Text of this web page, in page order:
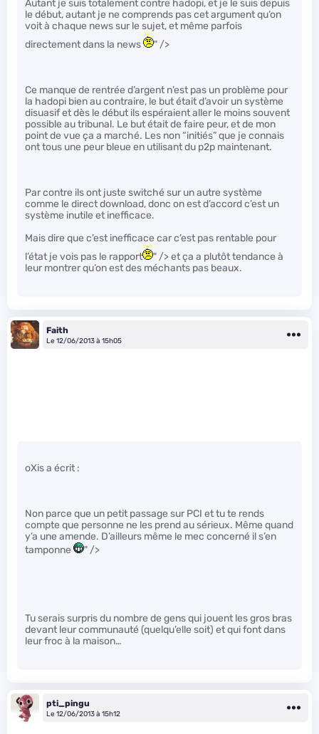
Autant je suis totalement contre hadopi, et je le suis depuis
le début, autant je ne comprends pas cet argument qu’on
voit à chaque news sur le sujet, et même parfois
directement dans la news
" />
Ce manque de rentrée d’argent n’est pas un problème pour
la hadopi bien au contraire, le but était d’avoir un système
disuasif et dès le début ils espéraient aller le moins souvent
possible au tribunal. Le but était de faire peur, et de mon
point de vue ça a marché. Les non “initiés” que je connais
ont tous une peur bleue en utilisant du p2p maintenant.
Par contre ils ont juste switché sur un autre système
comme le direct download, donc on est d’accord c’est un
système inutile et inefficace.
Mais dire que c’est inefficace car c’est pas rentable pour
l’état je vois pas le rapport
" /> et ça a plutôt tendance à
leur montrer qu’on est des méchants pas beaux.
Faith
Le 12/06/2013 à 15h05
oXis a écrit :
Non parce que un petit passage sur PCI et tu te rends
compte que personne ne les prend au sérieux. Même quand
y’a une amende. D’ailleurs même le mec concerné il s’en
tamponne
" />
Tu serais surpris du nombre de gens qui jouent les gros bras
devant leur communauté (quelqu’elle soit) et qui font dans
leur froc à la maison…
pti_pingu
Le 12/06/2013 à 15h12